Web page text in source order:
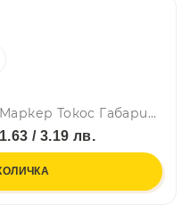
1 брой 12-24V LED Диоден Маркер Токос Габарит Светлина За Камион Ремарке Платформа Оранжев
/ 3.19 лв.